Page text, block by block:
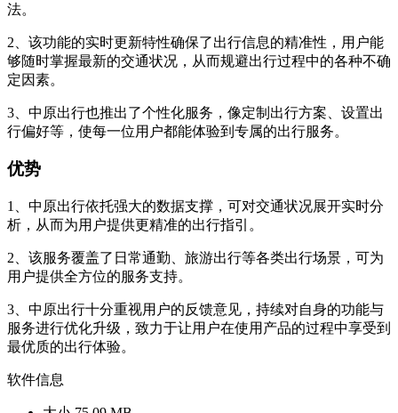
法。
2、该功能的实时更新特性确保了出行信息的精准性，用户能
够随时掌握最新的交通状况，从而规避出行过程中的各种不确
定因素。
3、中原出行也推出了个性化服务，像定制出行方案、设置出
行偏好等，使每一位用户都能体验到专属的出行服务。
优势
1、中原出行依托强大的数据支撑，可对交通状况展开实时分
析，从而为用户提供更精准的出行指引。
2、该服务覆盖了日常通勤、旅游出行等各类出行场景，可为
用户提供全方位的服务支持。
3、中原出行十分重视用户的反馈意见，持续对自身的功能与
服务进行优化升级，致力于让用户在使用产品的过程中享受到
最优质的出行体验。
软件信息